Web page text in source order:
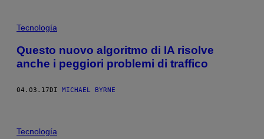
Tecnología
Questo nuovo algoritmo di IA risolve
anche i peggiori problemi di traffico
04.03.17DI MICHAEL BYRNE
Tecnología